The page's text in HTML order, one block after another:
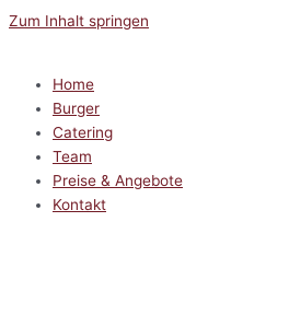
Zum Inhalt springen
Home
Burger
Catering
Team
Preise & Angebote
Kontakt